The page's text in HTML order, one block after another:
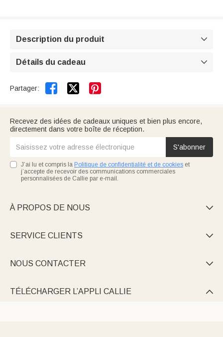
Description du produit 
Détails du cadeau 
Partager:  
Recevez des idées de cadeaux uniques et bien plus encore,
directement dans votre boîte de réception.
S'abonner
J’ai lu et compris la Politique de confidentialité et de cookies et
j’accepte de recevoir des communications commerciales
personnalisées de Callie par e-mail.
À PROPOS DE NOUS 
SERVICE CLIENTS 
NOUS CONTACTER 
TÉLÉCHARGER L’APPLI CALLIE 